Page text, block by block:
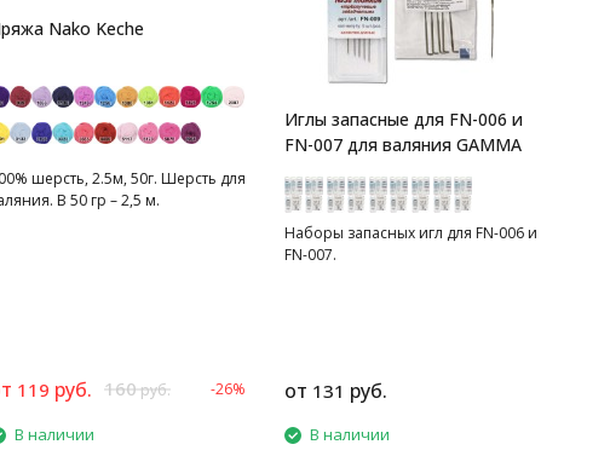
Nako Keche
шерсть, 2.5м, 50г. Шерсть для
В 50 гр – 2,5 м.
119 руб. 160руб. -26%
В наличии
Иглы запасные для FN-006 и
FN-007 для валяния GAMMA
Наборы запасных игл для FN-006 и
FN-007.
от 131 руб.
В наличии